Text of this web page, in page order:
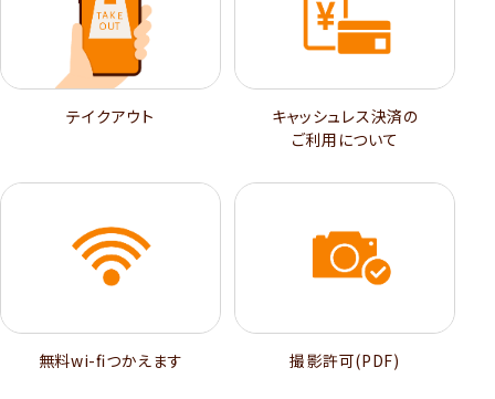
テイクアウト
キャッシュレス決済の
ご利用について
無料wi-ﬁつかえます 撮影許可(PDF)